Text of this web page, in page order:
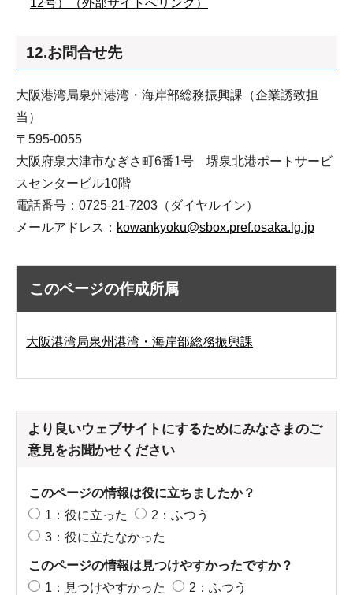
12.お問合せ先
大阪港湾局泉州港湾・海岸部総務振興課（企業誘致担
当）
〒595-0055
大阪府泉大津市なぎさ町6番1号 堺泉北港ポートサービ
スセンタービル10階
電話番号：0725-21-7203（ダイヤルイン）
メールアドレス： kowankyoku@sbox.pref.osaka.lg.jp
このページの作成所属
大阪港湾局泉州港湾・海岸部総務振興課
より良いウェブサイトにするためにみなさまのご
意見をお聞かせください
このページの情報は役に立ちましたか？
1：役に立った
2：ふつう
3：役に立たなかった
このページの情報は見つけやすかったですか？
1：見つけやすかった
2：ふつう